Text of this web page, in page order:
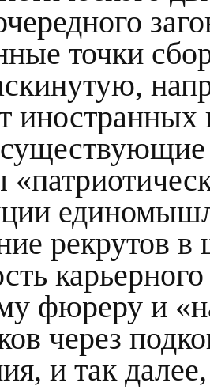
точки
рекрутов
фюреру и
через
и так